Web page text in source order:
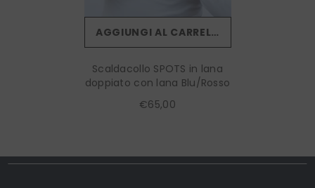
AGGIUNGI AL CARRELLO
Scaldacollo SPOTS in lana
doppiato con lana Blu/Rosso
€65,00